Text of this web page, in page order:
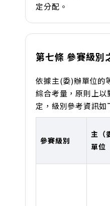
定分配。
第七條 參賽級別
依據主(委)辦單位的
綜合考量，原則上
定，級別參考資訊如
參賽級別
主（
單位